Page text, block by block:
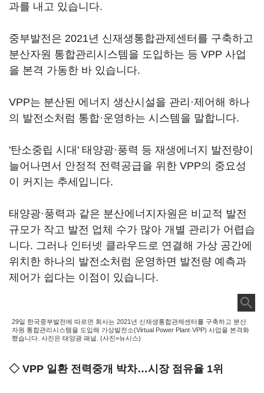
과를 내고 있습니다.
중부발전은 2021년 신재생통합관제센터를 구축하고
분산자원 통합관리시스템을 도입하는 등 VPP 사업
을 본격 가동한 바 있습니다.
VPP는 분산된 에너지 생산시설을 관리·제어해 하나
의 발전소처럼 통합·운영하는 시스템을 말합니다.
'탄소중립 시대' 태양광·풍력 등 재생에너지 발전량이
늘어나면서 안정적 전력공급을 위한 VPP의 중요성
이 커지는 추세입니다.
태양광·풍력과 같은 분산에너지자원은 비교적 발전
규모가 작고 발전 업체 수가 많아 개별 관리가 어렵습
니다. 그러나 인터넷 클라우드로 연결해 가상 공간에
위치한 하나의 발전소처럼 운영하면 발전량 예측과
제어가 쉽다는 이점이 있습니다.
29일 한국중부발전에 따르면 회사는 2021년 신재생통합관제센터를 구축하고 분산
자원 통합관리시스템을 도입해 가상발전소(Virtual Power Plant·VPP) 사업을 본격화
했습니다. 사진은 태양광 패널. (사진=뉴시스)
◇ VPP 일환 전력중개 박차…시장 점유율 1위